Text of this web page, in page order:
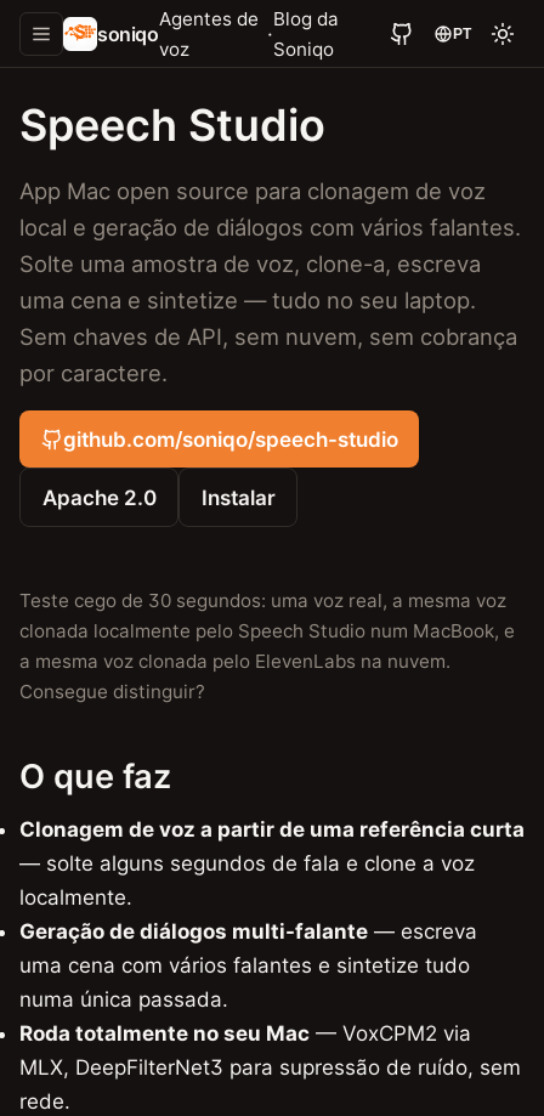
soniqo
Agentes de
voz
·
Blog da
Soniqo
PT
Speech Studio
App Mac open source para clonagem de voz
local e geração de diálogos com vários falantes.
Solte uma amostra de voz, clone-a, escreva
uma cena e sintetize — tudo no seu laptop.
Sem chaves de API, sem nuvem, sem cobrança
por caractere.
github.com/soniqo/speech-studio
Apache 2.0 Instalar
Teste cego de 30 segundos: uma voz real, a mesma voz
clonada localmente pelo Speech Studio num MacBook, e
a mesma voz clonada pelo ElevenLabs na nuvem.
Consegue distinguir?
O que faz
Clonagem de voz a partir de uma referência curta
— solte alguns segundos de fala e clone a voz
localmente.
Geração de diálogos multi-falante — escreva
uma cena com vários falantes e sintetize tudo
numa única passada.
Roda totalmente no seu Mac — VoxCPM2 via
MLX, DeepFilterNet3 para supressão de ruído, sem
rede.